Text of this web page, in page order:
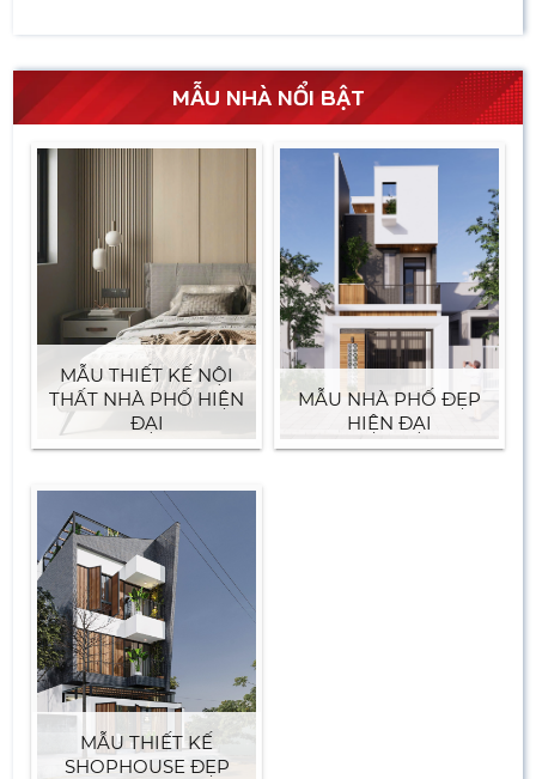
MẪU NHÀ NỔI BẬT
MẪU THIẾT KẾ NỘI
THẤT NHÀ PHỐ HIỆN
ĐẠI
MẪU NHÀ PHỐ ĐẸP
HIỆN ĐẠI
MẪU THIẾT KẾ
SHOPHOUSE ĐẸP